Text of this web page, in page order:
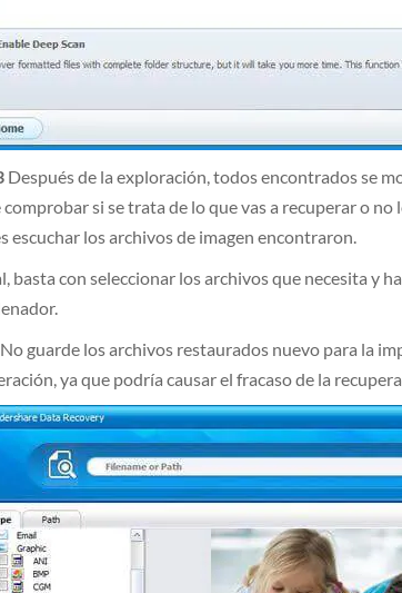
Después de la exploración, todos encontrados se
comprobar si se trata de lo que vas a recuperar o
escuchar los archivos de imagen encontraron.
basta con seleccionar los archivos que necesita y
guarde los archivos restaurados nuevo para la
ya que podría causar el fracaso de la